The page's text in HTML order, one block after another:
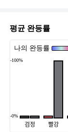
평균 완등률
나의 완등률
-100%
-0%
검정 빨강